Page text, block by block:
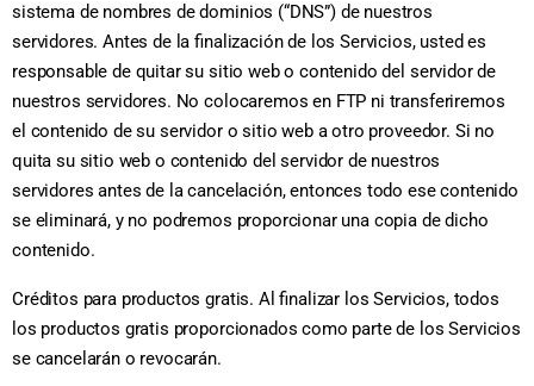
sistema de nombres de dominios (“DNS”) de nuestros
servidores. Antes de la finalización de los Servicios, usted es
responsable de quitar su sitio web o contenido del servidor de
nuestros servidores. No colocaremos en FTP ni transferiremos
el contenido de su servidor o sitio web a otro proveedor. Si no
quita su sitio web o contenido del servidor de nuestros
servidores antes de la cancelación, entonces todo ese contenido
se eliminará, y no podremos proporcionar una copia de dicho
contenido.
Créditos para productos gratis. Al finalizar los Servicios, todos
los productos gratis proporcionados como parte de los Servicios
se cancelarán o revocarán.